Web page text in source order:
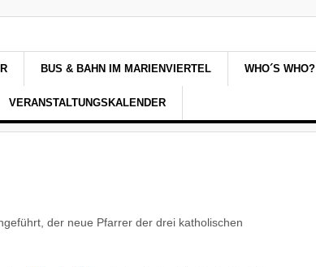
BUS & BAHN IM MARIENVIERTEL WHO´S WHO?
VERANSTALTUNGSKALENDER
der neue Pfarrer der drei katholischen